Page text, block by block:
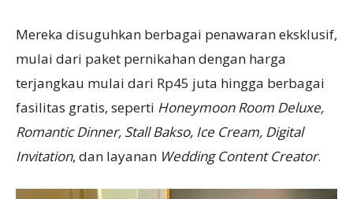
Mereka disuguhkan berbagai penawaran eksklusif,
mulai dari paket pernikahan dengan harga
terjangkau mulai dari Rp45 juta hingga berbagai
fasilitas gratis, seperti Honeymoon Room Deluxe,
Romantic Dinner, Stall Bakso, Ice Cream, Digital
Invitation, dan layanan Wedding Content Creator.